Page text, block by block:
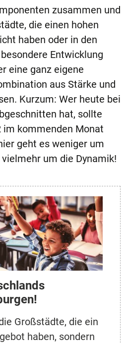
zusammen und
die einen hohen
haben oder in den
Entwicklung
eine ganz eigene
aus Stärke und
Kurzum: Wer heute bei
hat, sollte
im kommenden Monat
geht es weniger um
um die Dynamik!
Großstädte, die ein
haben, sondern